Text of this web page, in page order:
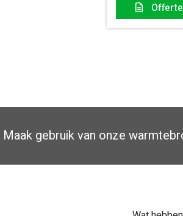
Maak gebruik van onze